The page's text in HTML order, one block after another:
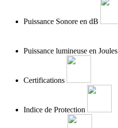
Puissance Sonore en dB
Puissance lumineuse en Joules
Certifications
Indice de Protection